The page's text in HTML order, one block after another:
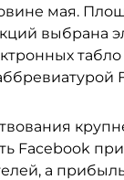
мая.
выбрана
Facebook
а